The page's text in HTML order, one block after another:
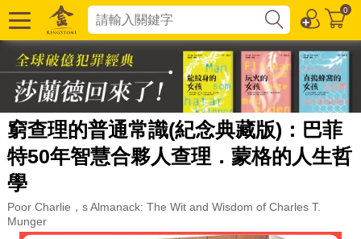
0
窮查理的普通常識(紀念典藏版)：巴菲
特50年智慧合夥人查理．蒙格的人生哲
學
Poor Charlie，s Almanack: The Wit and Wisdom of Charles T.
Munger